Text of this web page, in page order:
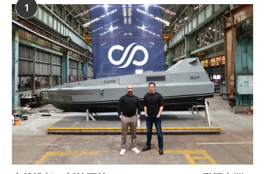
1